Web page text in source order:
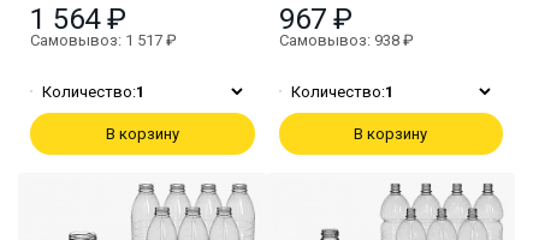
1 564 ₽
Самовывоз: 1 517 ₽
Количество:1
В корзину
967 ₽
Самовывоз: 938 ₽
Количество:1
В корзину